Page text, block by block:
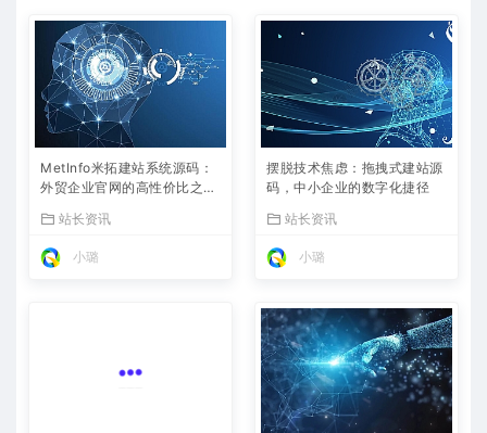
MetInfo米拓建站系统源码：
外贸企业官网的高性价比之
站长资讯
小璐
摆脱技术焦虑：拖拽式建站源
码，中小企业的数字化捷径
站长资讯
小璐